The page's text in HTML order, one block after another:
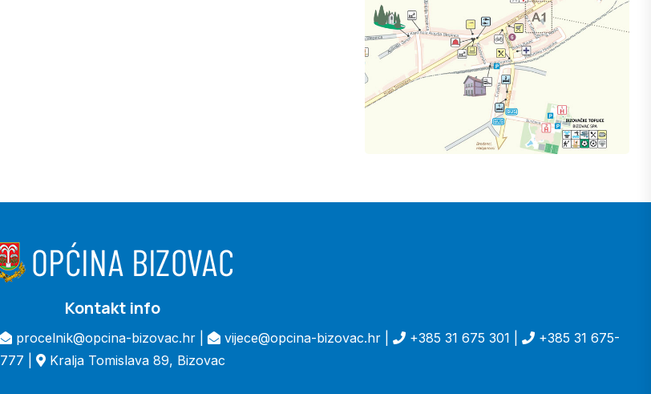
Kontakt info
procelnik@opcina-bizovac.hr | vijece@opcina-bizovac.hr | +385 31 675 301 |
+385 31 675-
777 |
Kralja Tomislava 89, Bizovac